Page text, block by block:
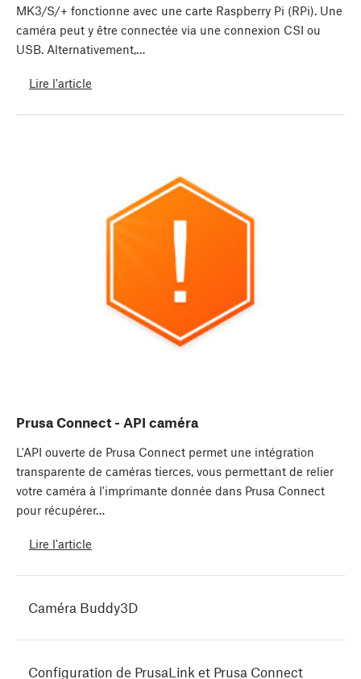
MK3/S/+ fonctionne avec une carte Raspberry Pi (RPi). Une
caméra peut y être connectée via une connexion CSI ou
USB. Alternativement,…
Lire l'article
Prusa Connect - API caméra
L'API ouverte de Prusa Connect permet une intégration
transparente de caméras tierces, vous permettant de relier
votre caméra à l'imprimante donnée dans Prusa Connect
pour récupérer…
Lire l'article
Caméra Buddy3D
Configuration de PrusaLink et Prusa Connect